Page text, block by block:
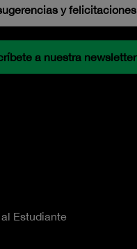
y felicitaciones
a nuestra newsletter
Estudiante